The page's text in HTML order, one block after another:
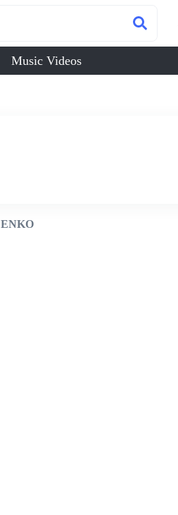
Music Videos
ENKO